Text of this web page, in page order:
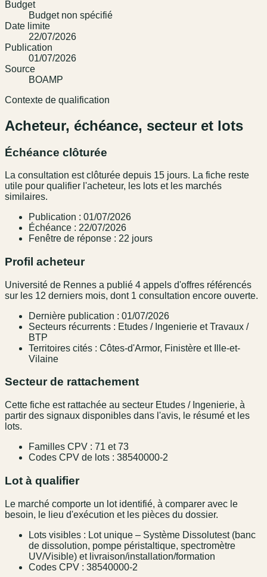
Budget
Budget non spécifié
Date limite
22/07/2026
Publication
01/07/2026
Source
BOAMP
Contexte de qualification
Acheteur, échéance, secteur et lots
Échéance clôturée
La consultation est clôturée depuis 15 jours. La fiche reste
utile pour qualifier l'acheteur, les lots et les marchés
similaires.
Publication : 01/07/2026
Échéance : 22/07/2026
Fenêtre de réponse : 22 jours
Profil acheteur
Université de Rennes a publié 4 appels d'offres référencés
sur les 12 derniers mois, dont 1 consultation encore ouverte.
Dernière publication : 01/07/2026
Secteurs récurrents : Etudes / Ingenierie et Travaux /
BTP
Territoires cités : Côtes-d'Armor, Finistère et Ille-et-
Vilaine
Secteur de rattachement
Cette fiche est rattachée au secteur Etudes / Ingenierie, à
partir des signaux disponibles dans l'avis, le résumé et les
lots.
Familles CPV : 71 et 73
Codes CPV de lots : 38540000-2
Lot à qualifier
Le marché comporte un lot identifié, à comparer avec le
besoin, le lieu d'exécution et les pièces du dossier.
Lots visibles : Lot unique – Système Dissolutest (banc
de dissolution, pompe péristaltique, spectromètre
UV/Visible) et livraison/installation/formation
Codes CPV : 38540000-2